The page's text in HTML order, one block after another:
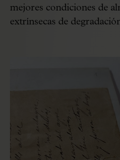
mejores condiciones de
extrínsecas de